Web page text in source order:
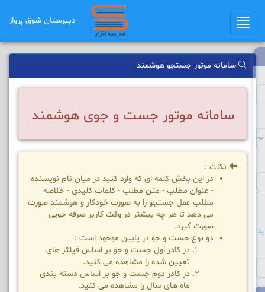
Toggle
navigation
دبیرستان شوق ﭘرواز
سامانه موتور جستجو هوشمند
سامانه موتور جست و جوی هوشمند
نکات :
در این بخش کلمه ای که وارد کنید در میان نام نویسنده
- عنوان مطلب - متن مطلب - کلمات کلیدی - خلاصه
مطلب عمل جستجو را به صورت خودکار و هوشمند صورت
می دهد تا هر چه بیشتر در وقت کاربر صرفه جویی
صورت گیرد.
دو نوع جست و جو در پایین موجود است :
در کادر اول جست و جو بر اساس فیلتر های
تعیین شده را مشاهده می کنید.
در کادر دوم جست و جو بر اساس دسته بندی
ماه های سال را مشاهده می کنید.